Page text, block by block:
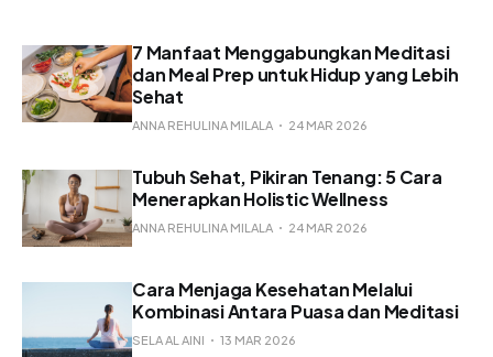
7 Manfaat Menggabungkan Meditasi
dan Meal Prep untuk Hidup yang Lebih
Sehat
ANNA REHULINA MILALA 24 MAR 2026
Tubuh Sehat, Pikiran Tenang: 5 Cara
Menerapkan Holistic Wellness
ANNA REHULINA MILALA 24 MAR 2026
Cara Menjaga Kesehatan Melalui
Kombinasi Antara Puasa dan Meditasi
SELA AL AINI 13 MAR 2026